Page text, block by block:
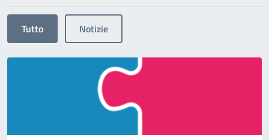
Tutto Notizie